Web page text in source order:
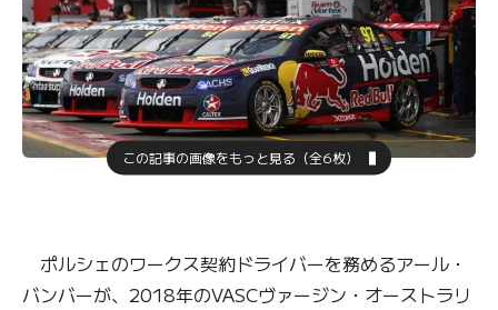
この記事の画像をもっと見る（全6枚）
ポルシェのワークス契約ドライバーを務めるアール・
バンバーが、2018年のVASCヴァージン・オーストラリ